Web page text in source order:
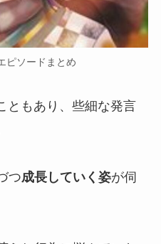
ピソードまとめ
ともあり、些細な発言
つ成長していく姿が伺